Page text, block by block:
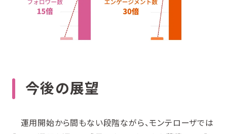
今後の展望
運用開始から間もない段階ながら、モンテローザでは